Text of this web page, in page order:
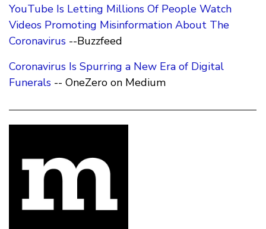
YouTube Is Letting Millions Of People Watch
Videos Promoting Misinformation About The
Coronavirus --Buzzfeed
Coronavirus Is Spurring a New Era of Digital
Funerals -- OneZero on Medium